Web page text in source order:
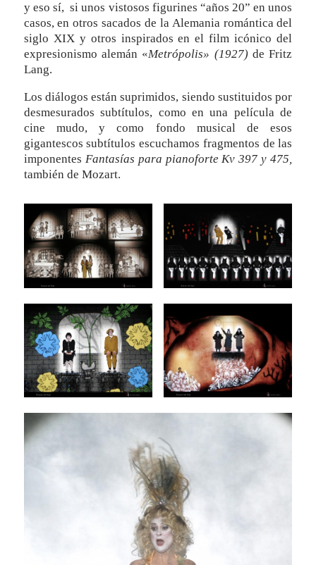
y eso sí, si unos vistosos figurines “años 20” en unos
casos, en otros sacados de la Alemania romántica del
siglo XIX y otros inspirados en el film icónico del
expresionismo alemán «Metrópolis» (1927)de Fritz
Lang.
Los diálogos están suprimidos, siendo sustituidos por
desmesurados subtítulos, como en una película de
cine mudo, y como fondo musical de esos
gigantescos subtítulos escuchamos fragmentos de las
imponentes Fantasías para pianoforte Kv 397 y 475,
también de Mozart.